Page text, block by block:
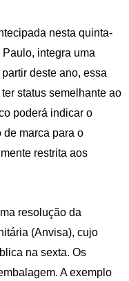
nesta quinta-
integra uma
deste ano, essa
status semelhante ao
poderá indicar o
de marca para o
restrita aos
resolução da
(Anvisa), cujo
na sexta. Os
A exemplo